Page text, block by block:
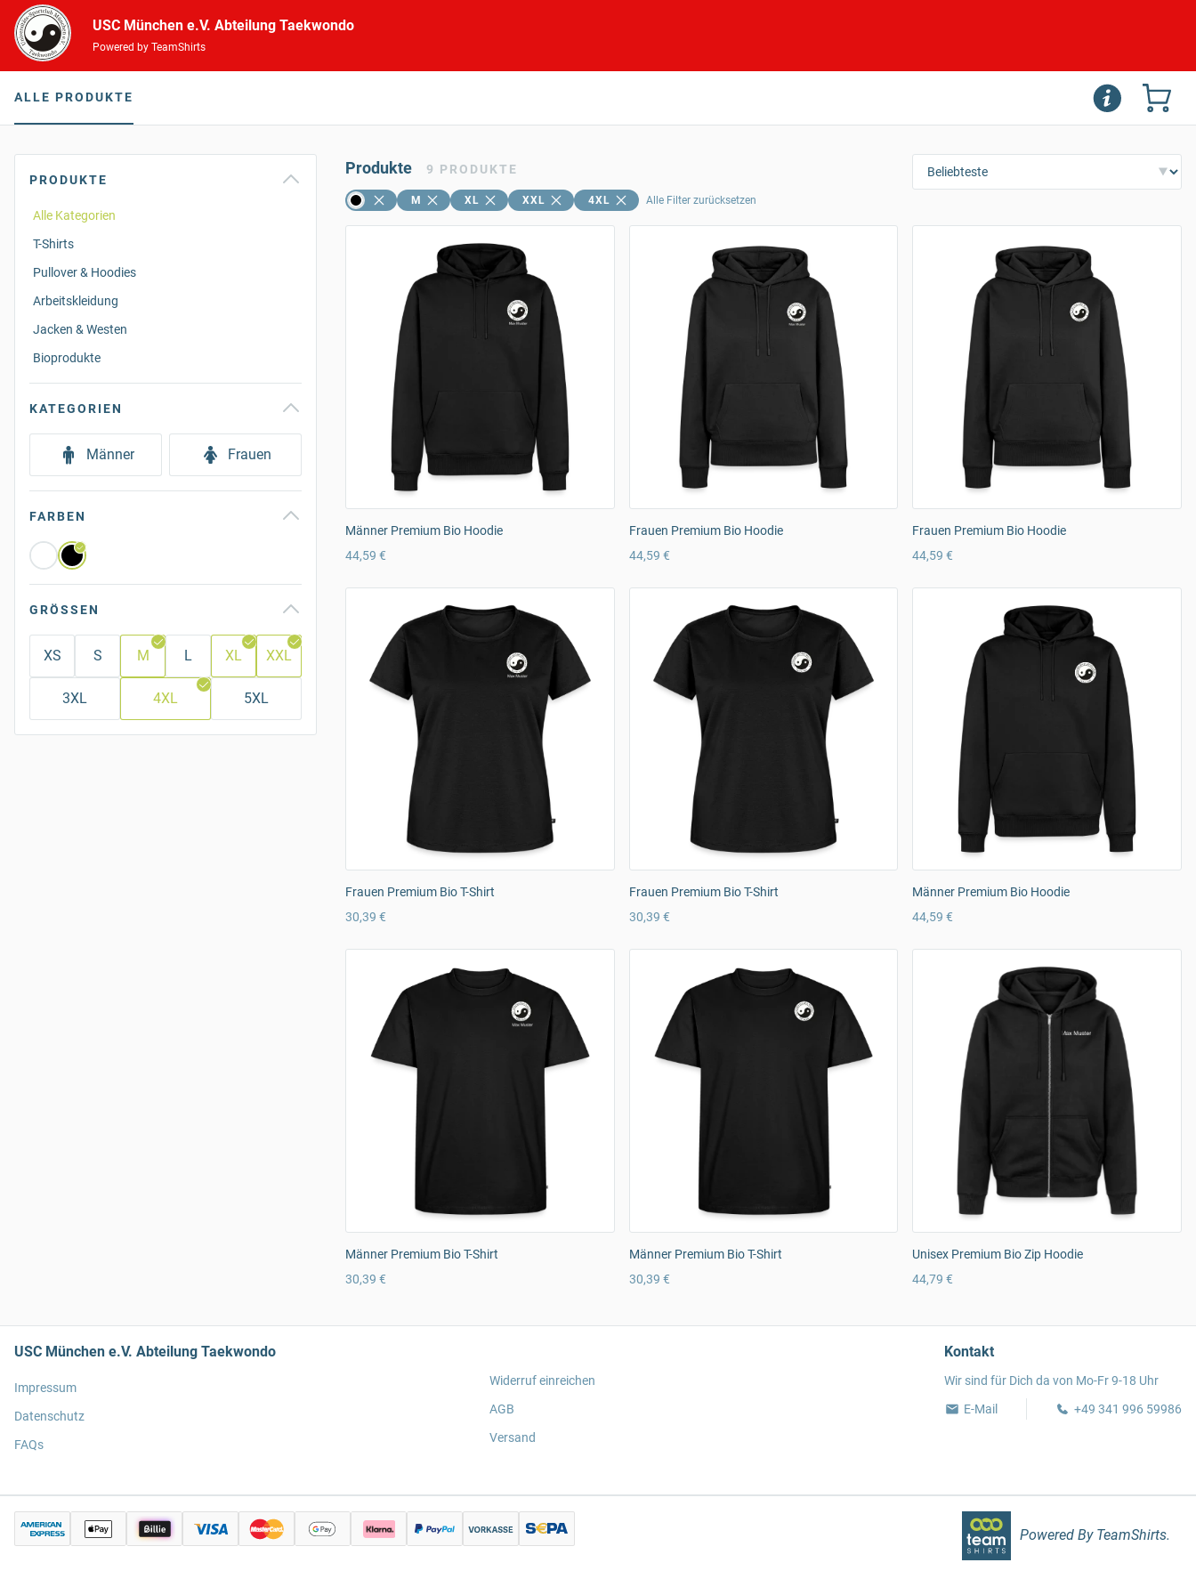
USC München e.V. Abteilung Taekwondo
Powered by TeamShirts
ALLE PRODUKTE
PRODUKTE
Alle Kategorien
T-Shirts
Pullover & Hoodies
Arbeitskleidung
Jacken & Westen
Bioprodukte
KATEGORIEN
Männer Frauen
FARBEN
GRÖSSEN
XS S M L XL XXL
3XL 4XL 5XL
Produkte 9 PRODUKTE
M XL XXL 4XL Alle Filter zurücksetzen
Männer Premium Bio Hoodie
44,59 €
Frauen Premium Bio Hoodie
44,59 €
Frauen Premium Bio Hoodie
44,59 €
Frauen Premium Bio T-Shirt
30,39 €
Frauen Premium Bio T-Shirt
30,39 €
Männer Premium Bio Hoodie
44,59 €
Männer Premium Bio T-Shirt
30,39 €
Männer Premium Bio T-Shirt
30,39 €
Unisex Premium Bio Zip Hoodie
44,79 €
USC München e.V. Abteilung Taekwondo
Impressum
Datenschutz
FAQs
Widerruf einreichen
AGB
Versand
Kontakt
Wir sind für Dich da von Mo-Fr 9-18 Uhr
E-Mail
+49 341 996 59986
Powered By TeamShirts.